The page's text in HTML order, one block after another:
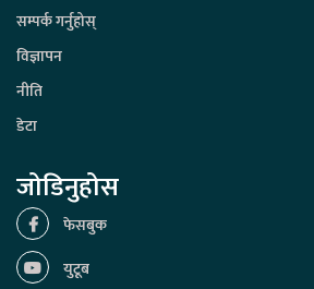
सम्पर्क गर्नुहोस्
विज्ञापन
नीति
डेटा
जोडिनुहोस
फेसबुक
युटूब